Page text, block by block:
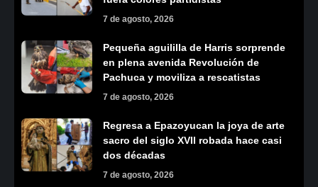
7 de agosto, 2026
Pequeña aguililla de Harris sorprende
en plena avenida Revolución de
Pachuca y moviliza a rescatistas
7 de agosto, 2026
Regresa a Epazoyucan la joya de arte
sacro del siglo XVII robada hace casi
dos décadas
7 de agosto, 2026